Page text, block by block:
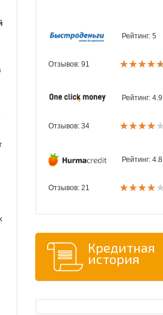
Рейтинг: 5
Отзывов: 91
Рейтинг: 4.9
Отзывов: 34
Рейтинг: 4.8
Отзывов: 21
Кредитная
история